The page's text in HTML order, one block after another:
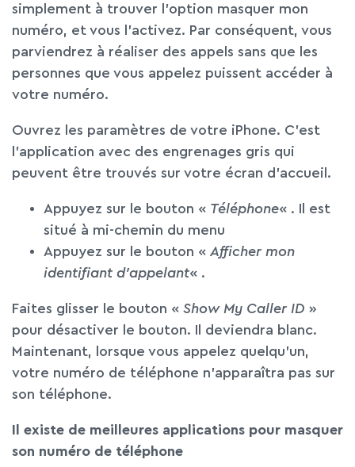
simplement à trouver l’option masquer mon
numéro, et vous l’activez. Par conséquent, vous
parviendrez à réaliser des appels sans que les
personnes que vous appelez puissent accéder à
votre numéro.
Ouvrez les paramètres de votre iPhone. C’est
l’application avec des engrenages gris qui
peuvent être trouvés sur votre écran d’accueil.
Appuyez sur le bouton « Téléphone« . Il est
situé à mi-chemin du menu
Appuyez sur le bouton « Afficher mon
identifiant d’appelant« .
Faites glisser le bouton « Show My Caller ID »
pour désactiver le bouton. Il deviendra blanc.
Maintenant, lorsque vous appelez quelqu’un,
votre numéro de téléphone n’apparaîtra pas sur
son téléphone.
Il existe de meilleures applications pour masquer
son numéro de téléphone